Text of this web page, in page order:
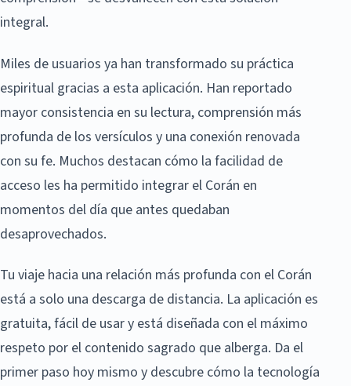
integral.
Miles de usuarios ya han transformado su práctica
espiritual gracias a esta aplicación. Han reportado
mayor consistencia en su lectura, comprensión más
profunda de los versículos y una conexión renovada
con su fe. Muchos destacan cómo la facilidad de
acceso les ha permitido integrar el Corán en
momentos del día que antes quedaban
desaprovechados.
Tu viaje hacia una relación más profunda con el Corán
está a solo una descarga de distancia. La aplicación es
gratuita, fácil de usar y está diseñada con el máximo
respeto por el contenido sagrado que alberga. Da el
primer paso hoy mismo y descubre cómo la tecnología